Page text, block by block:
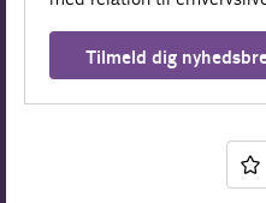
Tilmeld dig